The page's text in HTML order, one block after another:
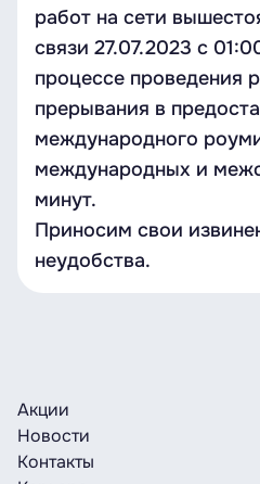
работ на сети
связи 27.07.2023 с
процессе проведения
прерывания в
международного
международных и
минут.
Приносим свои
неудобства.
Акции
Новости
Контакты